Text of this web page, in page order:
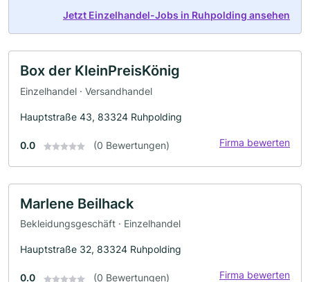
Jetzt Einzelhandel-Jobs in Ruhpolding ansehen
Box der KleinPreisKönig
Einzelhandel · Versandhandel
Hauptstraße 43, 83324 Ruhpolding
0.0 (0 Bewertungen) Firma bewerten
Marlene Beilhack
Bekleidungsgeschäft · Einzelhandel
Hauptstraße 32, 83324 Ruhpolding
0.0 (0 Bewertungen) Firma bewerten